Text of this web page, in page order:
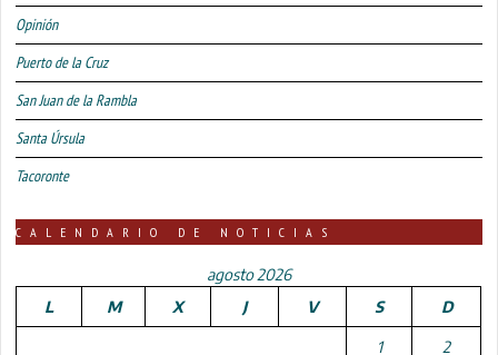
Opinión
Puerto de la Cruz
San Juan de la Rambla
Santa Úrsula
Tacoronte
CALENDARIO DE NOTICIAS
agosto 2026
L
M X J V S D
1 2